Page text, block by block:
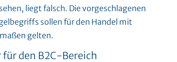
liegt falsch. Die vorgeschlagenen
sollen für den Handel mit
gelten.
den B2C-Bereich